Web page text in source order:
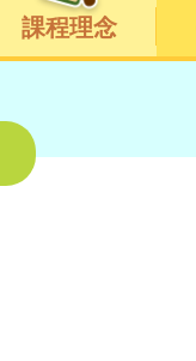
課程理念